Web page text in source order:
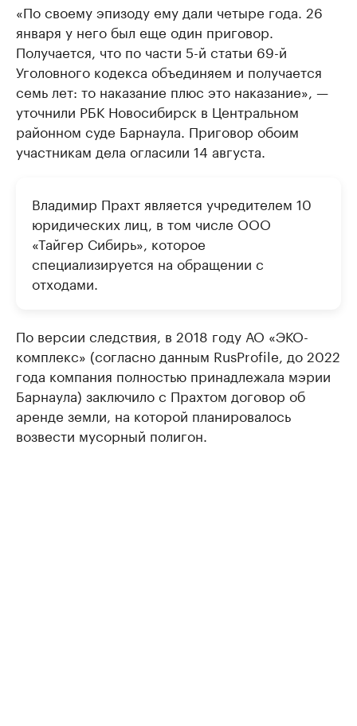
«По своему эпизоду ему дали четыре года. 26
января у него был еще один приговор.
Получается, что по части 5-й статьи 69-й
Уголовного кодекса объединяем и получается
семь лет: то наказание плюс это наказание», —
уточнили РБК Новосибирск в Центральном
районном суде Барнаула. Приговор обоим
участникам дела огласили 14 августа.
Владимир Прахт является учредителем 10
юридических лиц, в том числе ООО
«Тайгер Сибирь», которое
специализируется на обращении с
отходами.
По версии следствия, в 2018 году АО «ЭКО-
комплекс» (согласно данным RusProfile, до 2022
года компания полностью принадлежала мэрии
Барнаула) заключило с Прахтом договор об
аренде земли, на которой планировалось
возвести мусорный полигон.